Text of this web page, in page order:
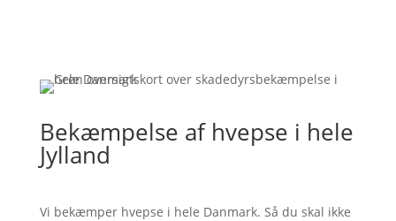
Bekæmpelse af hvepse i hele
Jylland
Vi bekæmper hvepse i hele Danmark. Så du skal ikke